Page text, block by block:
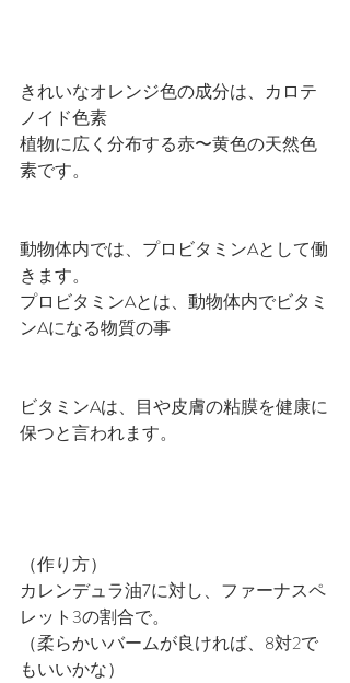
きれいなオレンジ色の成分は、カロテ
ノイド色素
植物に広く分布する赤〜黄色の天然色
素です。
動物体内では、プロビタミンAとして働
きます。
プロビタミンAとは、動物体内でビタミ
ンAになる物質の事
ビタミンAは、目や皮膚の粘膜を健康に
保つと言われます。
（作り方）
カレンデュラ油7に対し、ファーナスペ
レット3の割合で。
（柔らかいバームが良ければ、8対2で
もいいかな）